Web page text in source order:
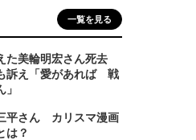
一覧を見る
た美輪明宏さん死去
訴え「愛があれば 戦
平さん カリスマ漫画
は？